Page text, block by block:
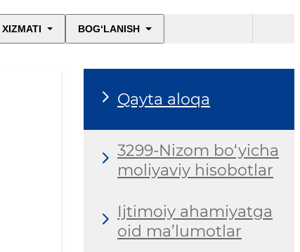
BOG‘LANISH
Qayta aloqa
3299-Nizom bo‘yicha
moliyaviy hisobotlar
Ijtimoiy ahamiyatga
oid ma’lumotlar